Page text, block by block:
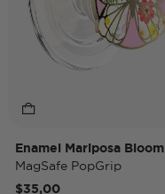
Enamel Mariposa Bloom
MagSafe PopGrip
$35,00